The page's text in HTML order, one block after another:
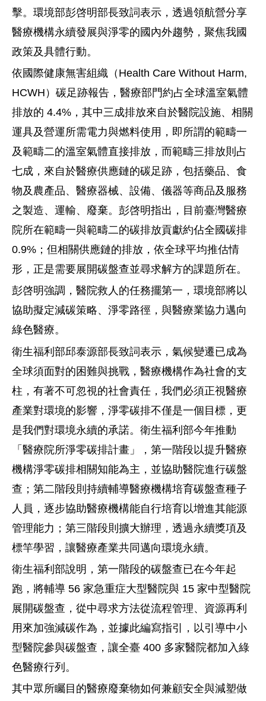
擊。環境部彭啓明部長致詞表示，透過領航營分享
醫療機構永續發展與淨零的國內外趨勢，聚焦我國
政策及具體行動。
依國際健康無害組織（Health Care Without Harm,
HCWH）碳足跡報告，醫療部門約占全球溫室氣體
排放的 4.4%，其中三成排放來自於醫院設施、相關
運具及營運所需電力與燃料使用，即所謂的範疇一
及範疇二的溫室氣體直接排放，而範疇三排放則占
七成，來自於醫療供應鏈的碳足跡，包括藥品、食
物及農產品、醫療器械、設備、儀器等商品及服務
之製造、運輸、廢棄。彭啓明指出，目前臺灣醫療
院所在範疇一與範疇二的碳排放貢獻約佔全國碳排
0.9%；但相關供應鏈的排放，依全球平均推估情
形，正是需要展開碳盤查並尋求解方的課題所在。
彭啓明強調，醫院救人的任務擺第一，環境部將以
協助擬定減碳策略、淨零路徑，與醫療業協力邁向
綠色醫療。
衛生福利部邱泰源部長致詞表示，氣候變遷已成為
全球須面對的困難與挑戰，醫療機構作為社會的支
柱，有著不可忽視的社會責任，我們必須正視醫療
產業對環境的影響，淨零碳排不僅是一個目標，更
是我們對環境永續的承諾。衛生福利部今年推動
「醫療院所淨零碳排計畫」，第一階段以提升醫療
機構淨零碳排相關知能為主，並協助醫院進行碳盤
查；第二階段則持續輔導醫療機構培育碳盤查種子
人員，逐步協助醫療機構能自行培育以增進其能源
管理能力；第三階段則擴大辦理，透過永續獎項及
標竿學習，讓醫療產業共同邁向環境永續。
衛生福利部說明，第一階段的碳盤查已在今年起
跑，將輔導 56 家急重症大型醫院與 15 家中型醫院
展開碳盤查，從中尋求方法從流程管理、資源再利
用來加強減碳作為，並據此編寫指引，以引導中小
型醫院參與碳盤查，讓全臺 400 多家醫院都加入綠
色醫療行列。
其中眾所矚目的醫療廢棄物如何兼顧安全與減塑做